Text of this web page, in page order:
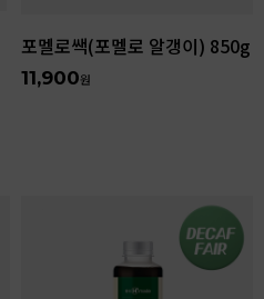
포멜로쌕(포멜로 알갱이) 850g
11,900원